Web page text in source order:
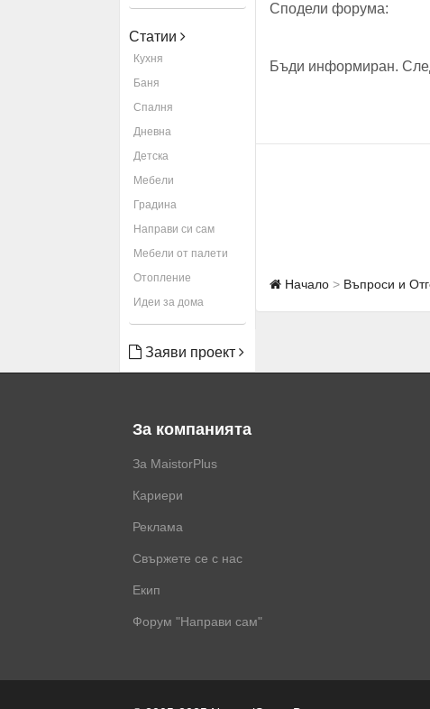
Статии
Кухня
Баня
Спалня
Дневна
Детска
Мебели
Градина
Направи си сам
Мебели от палети
Отопление
Идеи за дома
Заяви проект
Сподели форума:
Бъди информиран.
Начало Въпроси и
За компанията
За MaistorPlus
Кариери
Реклама
Свържете се с нас
Екип
Форум "Направи сам"